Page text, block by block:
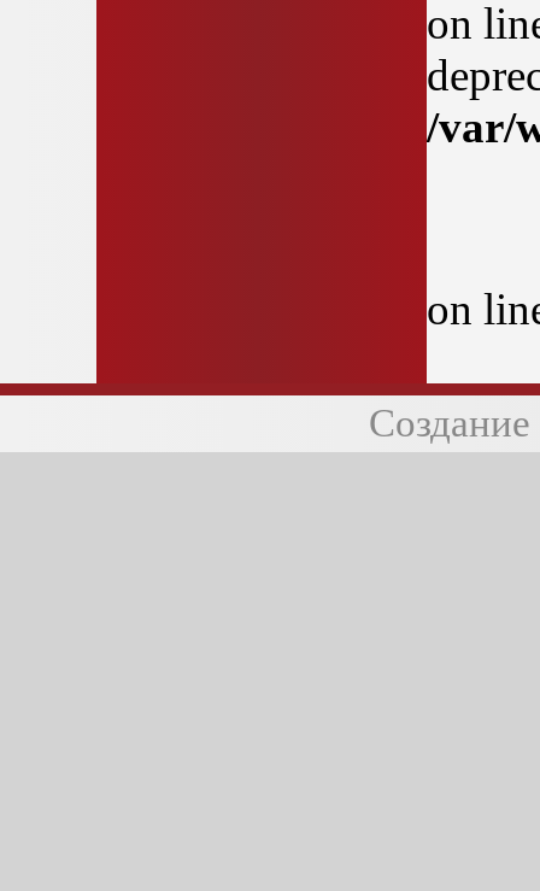
on
/var/
on
Создание